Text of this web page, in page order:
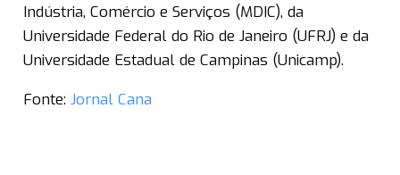
Indústria, Comércio e Serviços (MDIC), da
Universidade Federal do Rio de Janeiro (UFRJ) e da
Universidade Estadual de Campinas (Unicamp).
Fonte: Jornal Cana